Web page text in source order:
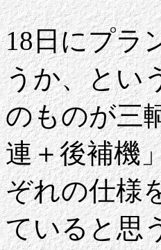
18日にプラ
うか、とい
のものが三
連＋後補機
ぞれの仕様
ていると思